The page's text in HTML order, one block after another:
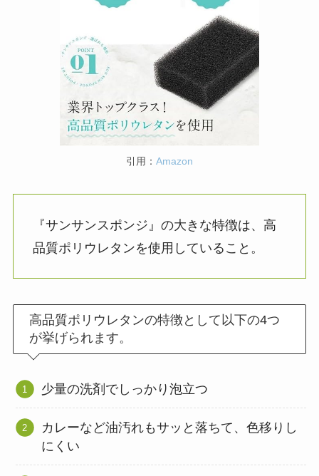
引用： Amazon
『サンサンスポンジ』の大きな特徴は、高
品質ポリウレタンを使用していること。
高品質ポリウレタンの特徴として以下の4つ
が挙げられます。
少量の洗剤でしっかり泡立つ
カレーなど油汚れもサッと落ちて、色移りし
にくい